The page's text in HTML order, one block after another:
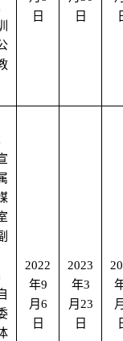
日
日
2022
年9
月6
日
2023
年3
月 23
日